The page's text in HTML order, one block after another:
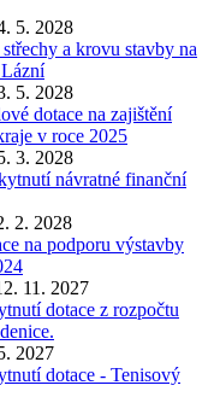
5. 2028
a krovu stavby na
5. 2028
dotace na zajištění
v roce 2025
3. 2028
návratné finanční
2. 2028
na podporu výstavby
11. 2027
dotace z rozpočtu
2027
dotace - Tenisový